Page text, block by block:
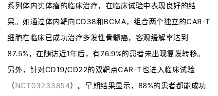
系列体内实体瘤的临床治疗，在临床试验中表现良好的结
果。如通过体内靶向CD38和BCMA，组合两个独立的CAR-T
细胞在临床已成功治疗多发性骨髓癌，客观缓解率达到
87.5%，在随访近1年后，有76.9%的患者未出现复发转移。
另外，针对CD19/CD22的双靶点CAR-T也进入临床试验
（NCT03233854）。早期结果显示，88%的患者都能成功